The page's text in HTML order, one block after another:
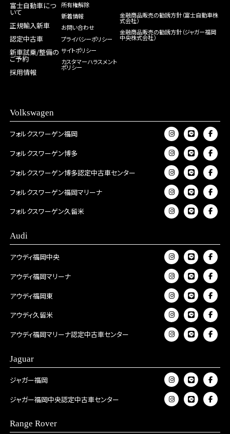
富士自動車につ
いて
正規輸入新車
認定中古車
新車試乗/整備の
ご予約
採用情報
所有権解除
新着情報
お問い合わせ
プライバシーポリシー
サイトポリシー
カスタマーハラスメント
ポリシー
金融商品販売の勧誘方針（富士自動車株
式会社）
金融商品販売の勧誘方針（ジャガー福岡
中央株式会社）
Volkswagen
フォルクスワーゲン福岡
フォルクスワーゲン博多
フォルクスワーゲン博多認定中古車センター
フォルクスワーゲン福岡マリーナ
フォルクスワーゲン久留米
Audi
アウディ福岡中央
アウディ福岡マリーナ
アウディ福岡東
アウディ久留米
アウディ福岡マリーナ認定中古車センター
Jaguar
ジャガー福岡
ジャガー福岡中央認定中古車センター
Range Rover